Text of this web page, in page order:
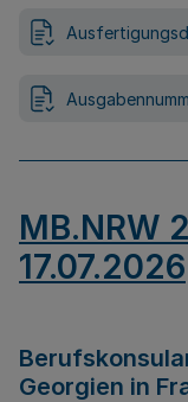
MB.NRW
17.07.2026
Georgien in